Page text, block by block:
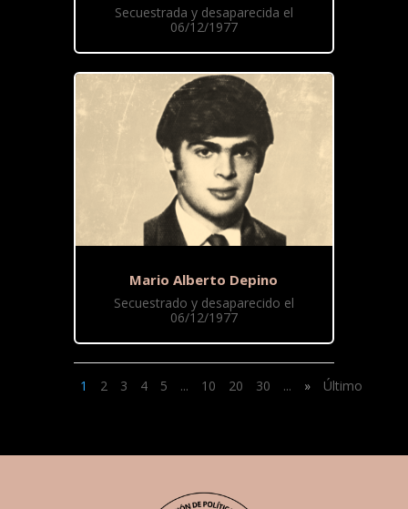
Secuestrada y desaparecida el
06/12/1977
Mario Alberto Depino
Secuestrado y desaparecido el
06/12/1977
1 2 3 4 5 ... 10 20 30 ... » Último